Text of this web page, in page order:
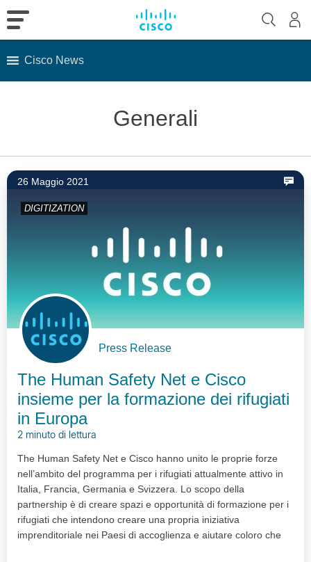
Cisco News
Generali
26 Maggio 2021
DIGITIZATION
Press Release
The Human Safety Net e Cisco
insieme per la formazione dei rifugiati
in Europa
2 minuto di lettura
The Human Safety Net e Cisco hanno unito le proprie forze
nell’ambito del programma per i rifugiati attualmente attivo in
Italia, Francia, Germania e Svizzera. Lo scopo della
partnership è di creare spazi e opportunità di formazione per i
rifugiati che intendono creare una propria iniziativa
imprenditoriale nei Paesi di accoglienza e aiutare coloro che